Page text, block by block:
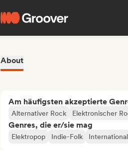
About
Am häufigsten akzeptierte
Alternativer Rock Elektronischer
Genres, die er/sie mag
Elektropop Indie-Folk